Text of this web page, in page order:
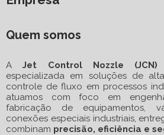
Quem somos
AJet Control Nozzle (JCN)
especializada em soluções de
controle de fluxo em processos
atuamos com foco em
fabricação de equipamentos,
conexões especiais industriais,
combinam precisão, eficiência e